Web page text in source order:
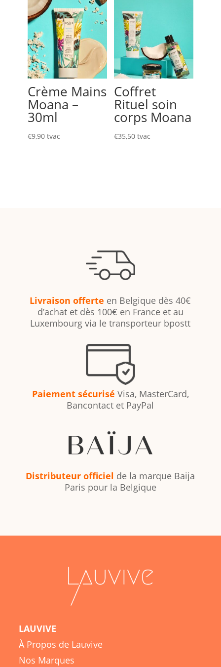
Crème Mains
Moana –
30ml
€9,90 tvac
Coffret
Rituel soin
corps Moana
€35,50 tvac
Livraison offerte en Belgique dès 40€
d’achat et dès 100€ en France et au
Luxembourg via le transporteur bpostt
Paiement sécurisé Visa, MasterCard,
Bancontact et PayPal
Distributeur officiel de la marque Baija
Paris pour la Belgique
LAUVIVE
À Propos de Lauvive
Nos Marques